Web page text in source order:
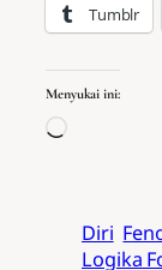
Tumblr
Menyukai ini:
Memuat…
Diri
Logika